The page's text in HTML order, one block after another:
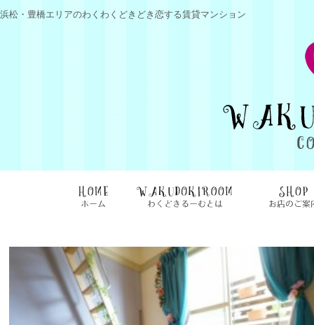
浜松・豊橋エリアのわくわくどきどき恋する賃貸マンション